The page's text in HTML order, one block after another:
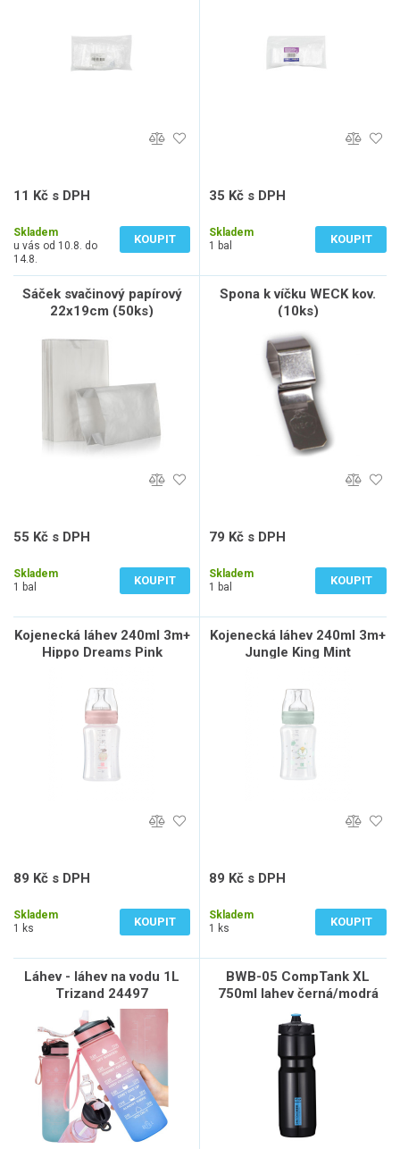
11 Kč s DPH
Skladem
u vás od 10.8. do
14.8.
KOUPIT
35 Kč s DPH
Skladem
1 bal
KOUPIT
Sáček svačinový papírový
22x19cm (50ks)
55 Kč s DPH
Skladem
1 bal
KOUPIT
Spona k víčku WECK kov.
(10ks)
79 Kč s DPH
Skladem
1 bal
KOUPIT
Kojenecká láhev 240ml 3m+
Hippo Dreams Pink
89 Kč s DPH
Skladem
1 ks
KOUPIT
Kojenecká láhev 240ml 3m+
Jungle King Mint
89 Kč s DPH
Skladem
1 ks
KOUPIT
Láhev - láhev na vodu 1L
Trizand 24497
BWB-05 CompTank XL
750ml lahev černá/modrá